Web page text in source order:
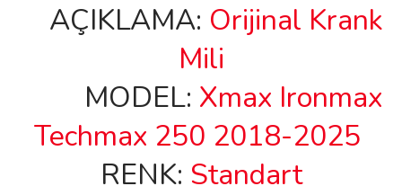
AÇIKLAMA: Orijinal Krank
Mili
MODEL: Xmax Ironmax
Techmax 250 2018-2025
RENK: Standart